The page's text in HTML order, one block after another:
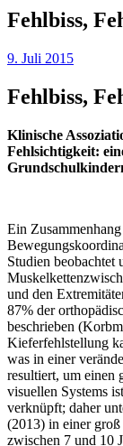
Fehlbiss,
9. Juli 2015
Fehlbiss,
Klinische
Fehlsichtigkeit:
Ein
Studien beobachtet
und den
87% der
beschrieben
Kieferfehlstellung
was in einer
resultiert, um einen
visuellen Systems
verknüpft; daher
(2013) in einer
zwischen 7 und 10